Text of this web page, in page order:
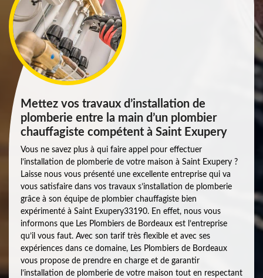
Mettez vos travaux d’installation de
plomberie entre la main d’un plombier
chauffagiste compétent à Saint Exupery
Vous ne savez plus à qui faire appel pour effectuer
l’installation de plomberie de votre maison à Saint Exupery ?
Laisse nous vous présenté une excellente entreprise qui va
vous satisfaire dans vos travaux s’installation de plomberie
grâce à son équipe de plombier chauffagiste bien
expérimenté à Saint Exupery33190. En effet, nous vous
informons que Les Plombiers de Bordeaux est l’entreprise
qu’il vous faut. Avec son tarif très flexible et avec ses
expériences dans ce domaine, Les Plombiers de Bordeaux
vous propose de prendre en charge et de garantir
l’installation de plomberie de votre maison tout en respectant